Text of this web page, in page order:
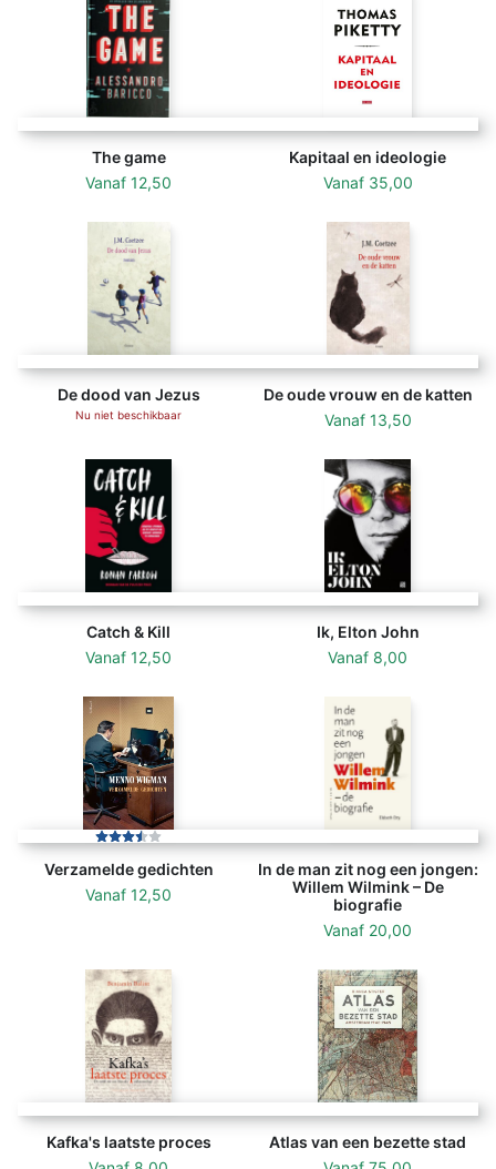
The game
Vanaf 12,50
Kapitaal en ideologie
Vanaf 35,00
De dood van Jezus
Nu niet beschikbaar
De oude vrouw en de katten
Vanaf 13,50
Catch & Kill
Vanaf 12,50
Ik, Elton John
Vanaf 8,00
Verzamelde gedichten
Vanaf 12,50
In de man zit nog een jongen:
Willem Wilmink – De
biografie
Vanaf 20,00
Kafka's laatste proces
Atlas van een bezette stad